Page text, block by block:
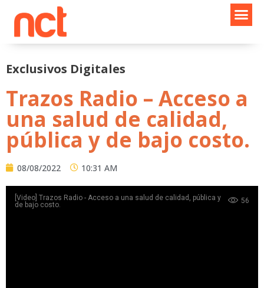
contenido
Exclusivos Digitales
Trazos Radio – Acceso a
una salud de calidad,
pública y de bajo costo.
08/08/2022 10:31 AM